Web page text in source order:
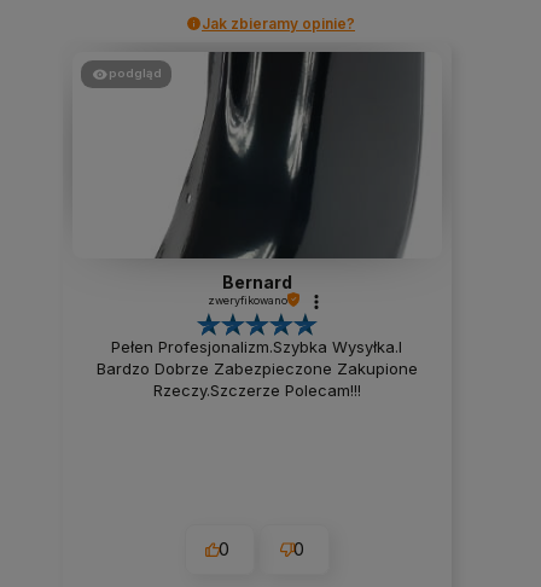
Jak zbieramy opinie?
podgląd
Jacek
zweryfikowano
Szybka dostawa.
0 0